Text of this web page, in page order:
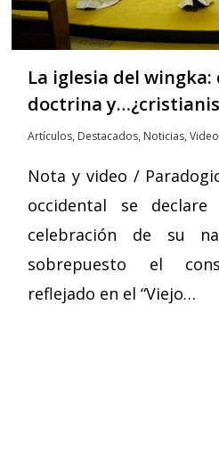
La iglesia del
doctrina
Artículos, Destacados, Noticias,
Nota y video /
occidental se
celebración de su
sobrepuesto el
reflejado en el “Viejo…